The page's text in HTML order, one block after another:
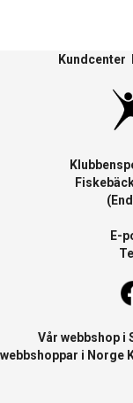
Kundcenter
E-
Vår webbshop i
webbshoppar i Norge